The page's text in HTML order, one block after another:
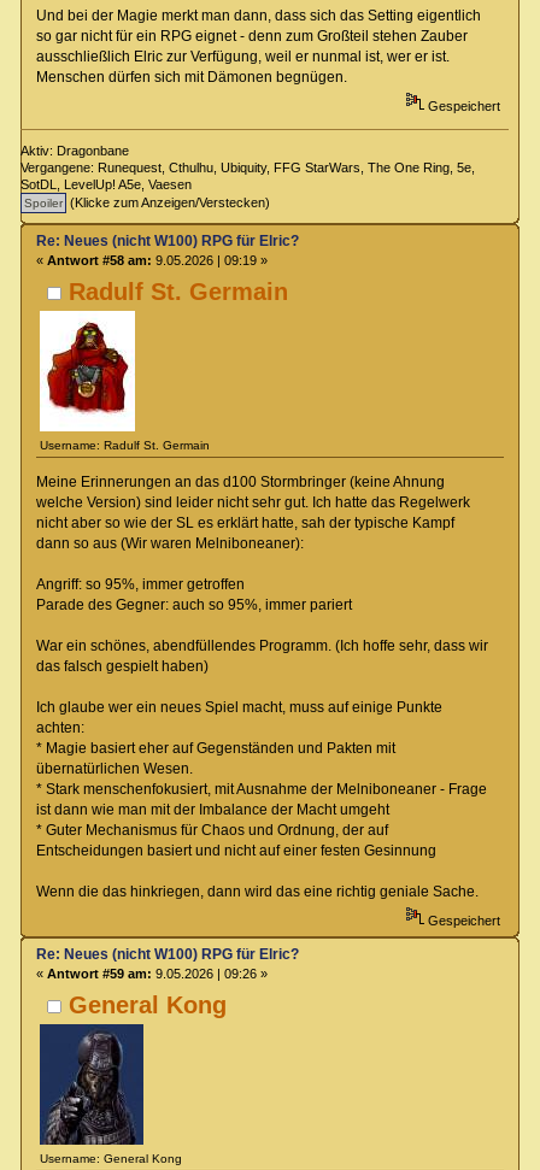
Und bei der Magie merkt man dann, dass sich das Setting eigentlich
so gar nicht für ein RPG eignet - denn zum Großteil stehen Zauber
ausschließlich Elric zur Verfügung, weil er nunmal ist, wer er ist.
Menschen dürfen sich mit Dämonen begnügen.
Gespeichert
Aktiv: Dragonbane
Vergangene: Runequest, Cthulhu, Ubiquity, FFG StarWars, The One Ring, 5e,
SotDL, LevelUp! A5e, Vaesen
(Klicke zum Anzeigen/Verstecken)
Radulf St. Germain
Username: Radulf St. Germain
Re: Neues (nicht W100) RPG für Elric?
« Antwort #58 am: 9.05.2026 | 09:19 »
Meine Erinnerungen an das d100 Stormbringer (keine Ahnung
welche Version) sind leider nicht sehr gut. Ich hatte das Regelwerk
nicht aber so wie der SL es erklärt hatte, sah der typische Kampf
dann so aus (Wir waren Melniboneaner):
Angriff: so 95%, immer getroffen
Parade des Gegner: auch so 95%, immer pariert
War ein schönes, abendfüllendes Programm. (Ich hoffe sehr, dass wir
das falsch gespielt haben)
Ich glaube wer ein neues Spiel macht, muss auf einige Punkte
achten:
* Magie basiert eher auf Gegenständen und Pakten mit
übernatürlichen Wesen.
* Stark menschenfokusiert, mit Ausnahme der Melniboneaner - Frage
ist dann wie man mit der Imbalance der Macht umgeht
* Guter Mechanismus für Chaos und Ordnung, der auf
Entscheidungen basiert und nicht auf einer festen Gesinnung
Wenn die das hinkriegen, dann wird das eine richtig geniale Sache.
Gespeichert
General Kong
Username: General Kong
Re: Neues (nicht W100) RPG für Elric?
« Antwort #59 am: 9.05.2026 | 09:26 »